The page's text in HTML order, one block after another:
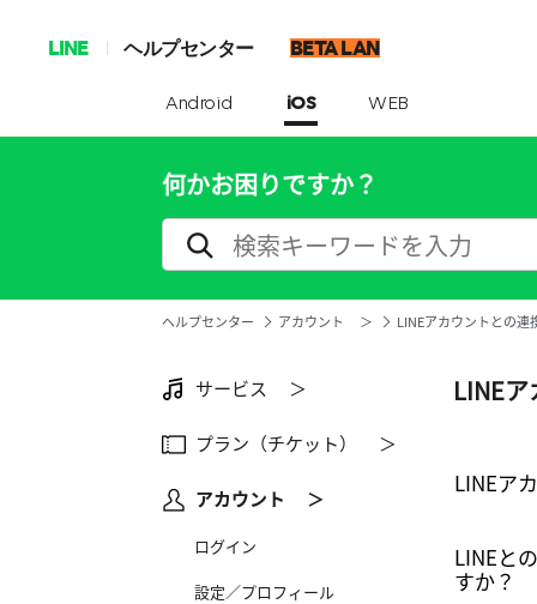
LINE ヘルプセンター BETA LAN
Android iOS WEB
何かお困りですか？
ヘルプセンター アカウント ＞ LINEアカウントとの連
サービス ＞
プラン（チケット） ＞
アカウント ＞
ログイン
設定／プロフィール
LINE
LINEア
LINEと
すか？